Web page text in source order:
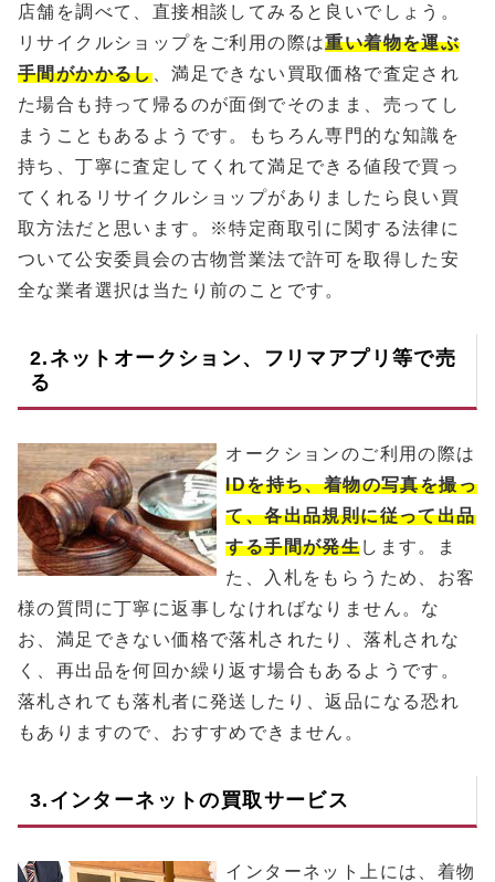
店舗を調べて、直接相談してみると良いでしょう。
リサイクルショップをご利用の際は重い着物を運ぶ
手間がかかるし、満足できない買取価格で査定され
た場合も持って帰るのが面倒でそのまま、売ってし
まうこともあるようです。もちろん専門的な知識を
持ち、丁寧に査定してくれて満足できる値段で買っ
てくれるリサイクルショップがありましたら良い買
取方法だと思います。※特定商取引に関する法律に
ついて公安委員会の古物営業法で許可を取得した安
全な業者選択は当たり前のことです。
2.ネットオークション、フリマアプリ等で売
る
オークションのご利用の際は
IDを持ち、着物の写真を撮っ
て、各出品規則に従って出品
する手間が発生します。ま
た、入札をもらうため、お客
様の質問に丁寧に返事しなければなりません。な
お、満足できない価格で落札されたり、落札されな
く、再出品を何回か繰り返す場合もあるようです。
落札されても落札者に発送したり、返品になる恐れ
もありますので、おすすめできません。
3.インターネットの買取サービス
インターネット上には、着物